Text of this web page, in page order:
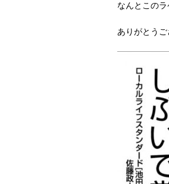
なんとこの
ありがとうご